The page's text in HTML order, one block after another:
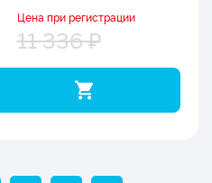
Цена при регистрации
11 336 ₽